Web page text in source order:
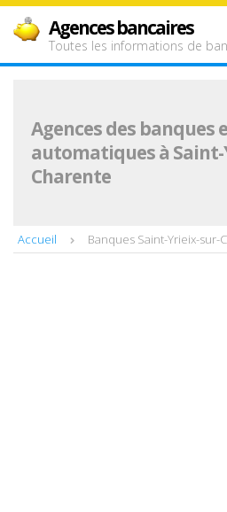
Agences bancaires
Toutes les informations de
Agences des
automatiques à
Charente
Accueil Banques Saint-Yrieix-sur-